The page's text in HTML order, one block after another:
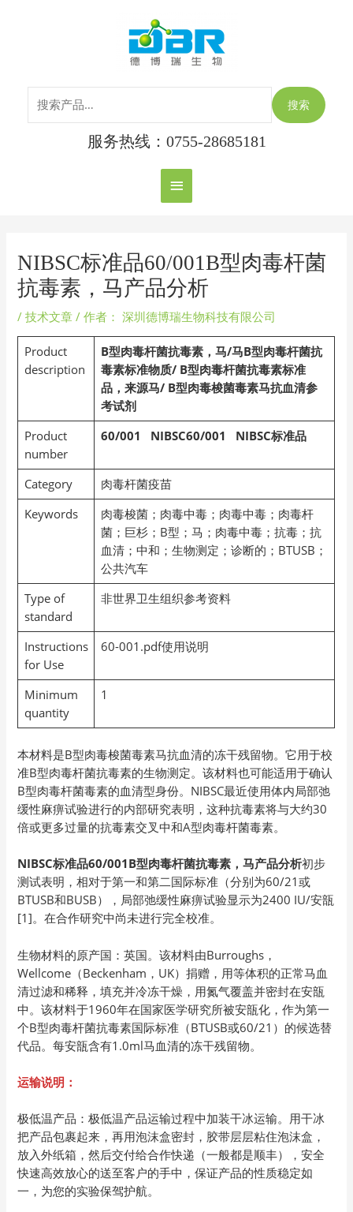
主
菜
单
搜索
服务热线：0755-28685181
NIBSC标准品60/001B型肉毒杆菌
抗毒素，马产品分析
/技术文章 / 作者： 深圳德博瑞生物科技有限公司
Product
description
B型肉毒杆菌抗毒素，马/马B型肉毒杆菌抗
毒素标准物质/ B型肉毒杆菌抗毒素标准
品，来源马/ B型肉毒梭菌毒素马抗血清参
考试剂
Product
number
60/001 NIBSC60/001 NIBSC标准品
Category
肉毒杆菌疫苗
Keywords
肉毒梭菌；肉毒中毒；肉毒中毒；肉毒杆
菌；巨杉；B型；马；肉毒中毒；抗毒；抗
血清；中和；生物测定；诊断的；BTUSB；
公共汽车
Type of
standard
非世界卫生组织参考资料
Instructions
for Use
60-001.pdf使用说明
Minimum
quantity
1
本材料是B型肉毒梭菌毒素马抗血清的冻干残留物。它用于校
准B型肉毒杆菌抗毒素的生物测定。该材料也可能适用于确认
B型肉毒杆菌毒素的血清型身份。NIBSC最近使用体内局部弛
缓性麻痹试验进行的内部研究表明，这种抗毒素将与大约30
倍或更多过量的抗毒素交叉中和A型肉毒杆菌毒素。
NIBSC标准品60/001B型肉毒杆菌抗毒素，马产品分析初步
测试表明，相对于第一和第二国际标准（分别为60/21或
BTUSB和BUSB），局部弛缓性麻痹试验显示为2400 IU/安瓿
[1]。在合作研究中尚未进行完全校准。
生物材料的原产国：英国。该材料由Burroughs，
Wellcome（Beckenham，UK）捐赠，用等体积的正常马血
清过滤和稀释，填充并冷冻干燥，用氮气覆盖并密封在安瓿
中。该材料于1960年在国家医学研究所被安瓿化，作为第一
个B型肉毒杆菌抗毒素国际标准（BTUSB或60/21）的候选替
代品。每安瓿含有1.0ml马血清的冻干残留物。
运输说明：
极低温产品：极低温产品运输过程中加装干冰运输。用干冰
把产品包裹起来，再用泡沫盒密封，胶带层层粘住泡沫盒，
放入外纸箱，然后交付给合作快递（一般都是顺丰），安全
快速高效放心的送至客户的手中，保证产品的性质稳定如
一，为您的实验保驾护航。